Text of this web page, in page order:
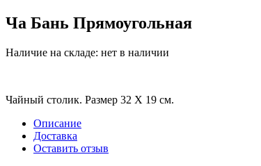
Ча Бань Прямоугольная
Наличие на складе: нет в наличии
Чайный столик. Размер 32 X 19 см.
Описание
Доставка
Оставить отзыв